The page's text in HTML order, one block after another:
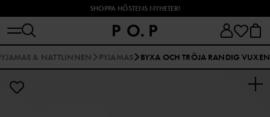
SHOPPA HÖSTENS NYHETER!
& NATTLINNEN PYJAMAS BYXA OCH TRÖJA RANDIG VUXEN